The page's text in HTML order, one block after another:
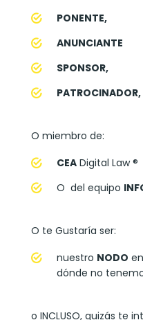
PONENTE,
ANUNCIANTE
SPONSOR,
PATROCINADOR,
O miembro de:
CEA Digital Law ®
O del equipo
O te Gustaría ser:
nuestro NODO
dónde no
o INCLUSO, quizás te